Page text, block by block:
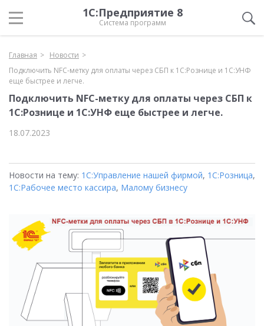
1С:Предприятие 8
Система программ
Главная
Новости
Подключить NFC-метку для оплаты через СБП к 1С:Рознице и 1С:УНФ
еще быстрее и легче.
Подключить NFC-метку для оплаты через СБП к
1С:Рознице и 1С:УНФ еще быстрее и легче.
18.07.2023
Новости на тему: 1С:Управление нашей фирмой, 1С:Розница,
1С:Рабочее место кассира, Малому бизнесу